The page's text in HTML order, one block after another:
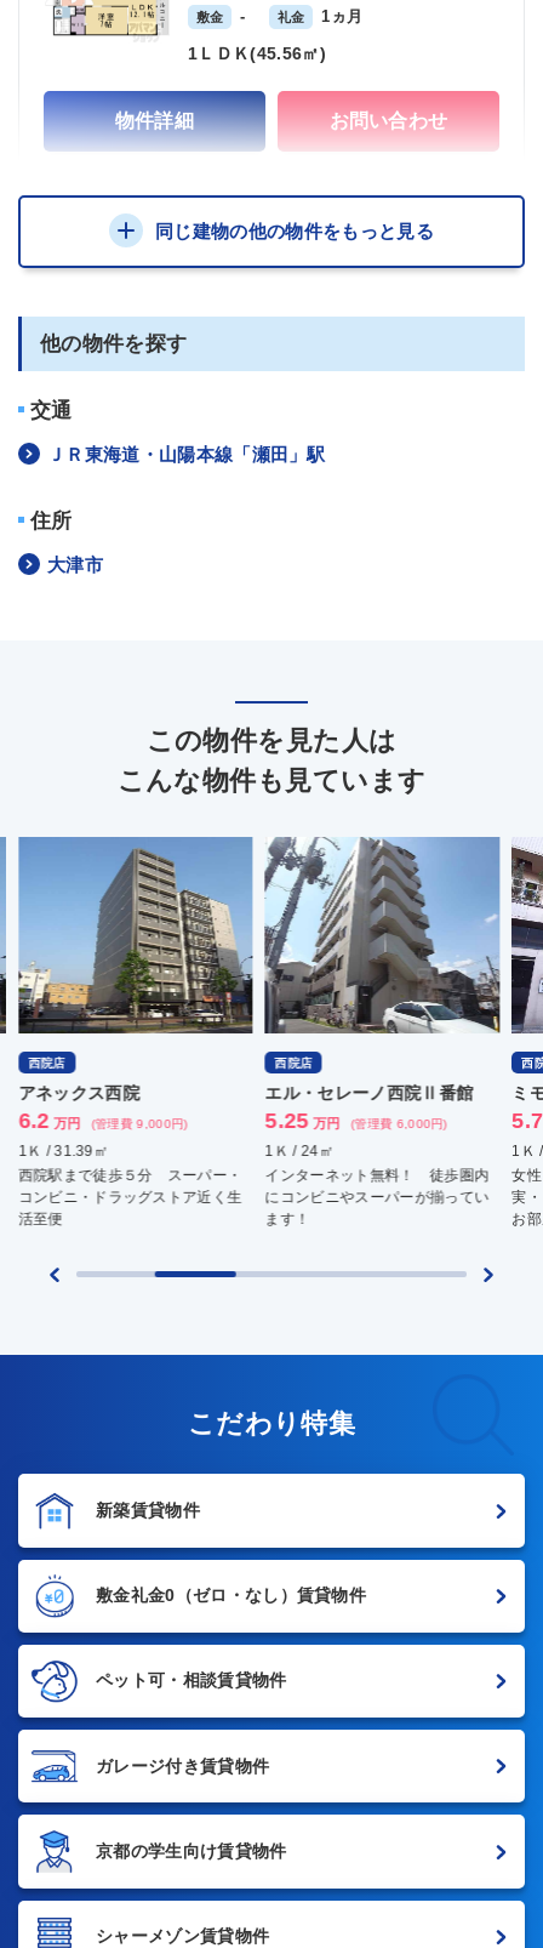
敷金 - 礼金 1ヵ月
1ＬＤＫ(45.56㎡)
物件詳細 お問い合わせ
同じ建物の他の物件をもっと見る
他の物件を探す
交通
ＪＲ東海道・山陽本線「瀬田」駅
住所
大津市
この物件を見た人は
こんな物件も見ています
円)
ーパー・
ア近く生
エル・セレーノ西院Ⅱ番館
5.25 万円 (管理費 6,000円)
1Ｋ / 24㎡
インターネット無料！ 徒歩圏内
にコンビニやスーパーが揃ってい
ミモザ
5.7 万円 (管理費 3,000円)
女性も安心の環境です。 設
実・ワンフロア一戸の自分好
お部屋をセレクトできます
こだわり特集
新築賃貸物件
敷金礼金0 （ゼロ・なし）賃貸物件
ペット可・相談賃貸物件
ガレージ付き賃貸物件
京都の学生向け賃貸物件
シャーメゾン賃貸物件